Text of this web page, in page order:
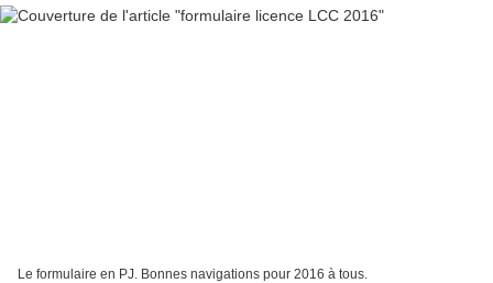
Le formulaire en PJ. Bonnes navigations pour 2016 à tous.